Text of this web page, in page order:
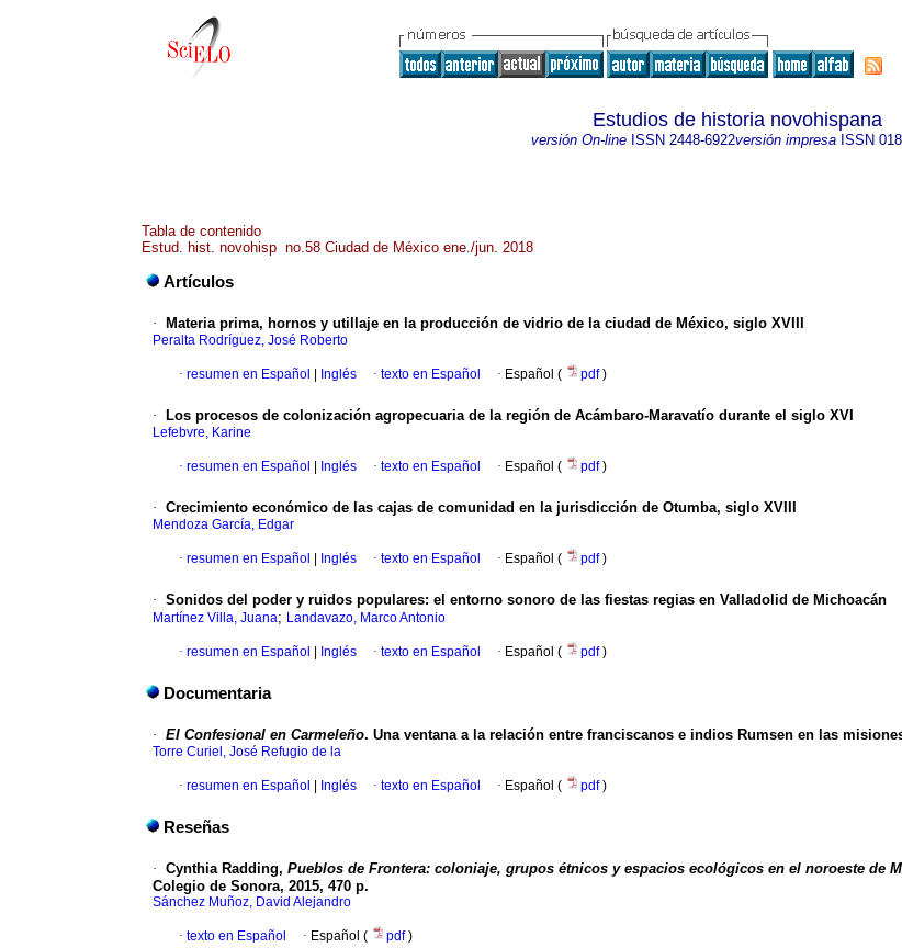
Estudios de historia novohispana
versión On-lineISSN 2448-6922versión impresaISSN
Tabla de contenido
Estud. hist. novohisp no.58 Ciudad de México ene./jun. 2018
Artículos
· Materia prima, hornos y utillaje en la producción de vidrio de la ciudad de México, siglo XVIII
Peralta Rodríguez, José Roberto
· resumen en Español Inglés · texto en Español · Español ( pdf)
· Los procesos de colonización agropecuaria de la región de Acámbaro-Maravatío durante el siglo XVI
Lefebvre, Karine
· resumen en Español Inglés · texto en Español · Español ( pdf)
· Crecimiento económico de las cajas de comunidad en la jurisdicción de Otumba, siglo XVIII
Mendoza García, Edgar
· resumen en Español Inglés · texto en Español · Español ( pdf)
· Sonidos del poder y ruidos populares: el entorno sonoro de las fiestas regias en Valladolid de Michoacán
Martínez Villa, Juana; Landavazo, Marco Antonio
· resumen en Español Inglés · texto en Español · Español ( pdf)
Documentaria
· El Confesional en Carmeleño. Una ventana a la relación entre franciscanos e indios Rumsen en las
Torre Curiel, José Refugio de la
· resumen en Español Inglés · texto en Español · Español ( pdf)
Reseñas
· Cynthia Radding, Pueblos de Frontera: coloniaje, grupos étnicos y espacios ecológicos en el noroeste de
Colegio de Sonora, 2015, 470 p.
Sánchez Muñoz, David Alejandro
· texto en Español · Español ( pdf)